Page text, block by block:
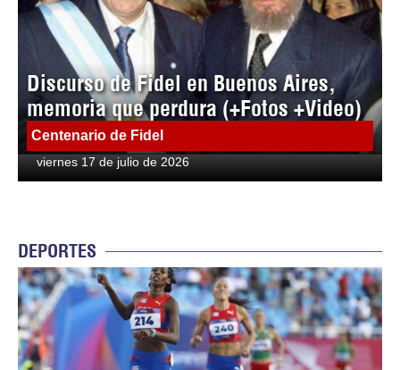
Discurso de Fidel en Buenos Aires,
memoria que perdura (+Fotos +Video)
Centenario de Fidel
viernes 17 de julio de 2026
DEPORTES